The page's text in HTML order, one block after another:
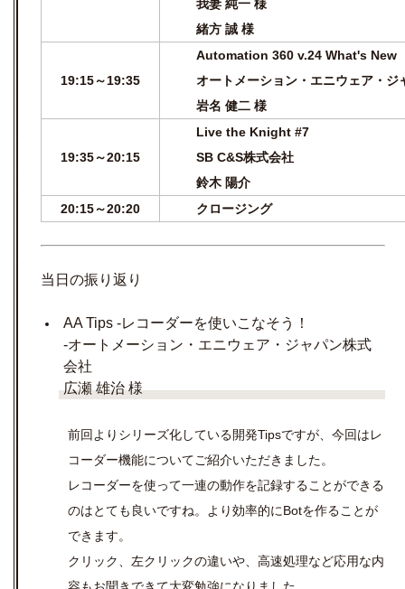
我妻 純一 様
緒方 誠 様
19:15～19:35
Automation 360 v.24 What's New
オートメーション・エニウェア・ジ
岩名 健二 様
19:35～20:15
Live the Knight #7
SB C&S株式会社
鈴木 陽介
20:15～20:20
クロージング
当日の振り返り
AA Tips -レコーダーを使いこなそう！
-オートメーション・エニウェア・ジャパン株式
会社
広瀬 雄治 様
前回よりシリーズ化している開発Tipsですが、今回はレ
コーダー機能についてご紹介いただきました。
レコーダーを使って一連の動作を記録することができる
のはとても良いですね。より効率的にBotを作ることが
できます。
クリック、左クリックの違いや、高速処理など応用な内
容もお聞きできて大変勉強になりました。